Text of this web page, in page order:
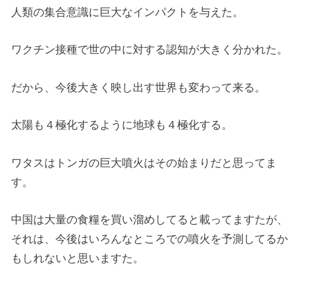
人類の集合意識に巨大なインパクトを与えた。
ワクチン接種で世の中に対する認知が大きく分かれた。
だから、今後大きく映し出す世界も変わって来る。
太陽も４極化するように地球も４極化する。
ワタスはトンガの巨大噴火はその始まりだと思ってま
す。
中国は大量の食糧を買い溜めしてると載ってますたが、
それは、今後はいろんなところでの噴火を予測してるか
もしれないと思いますた。